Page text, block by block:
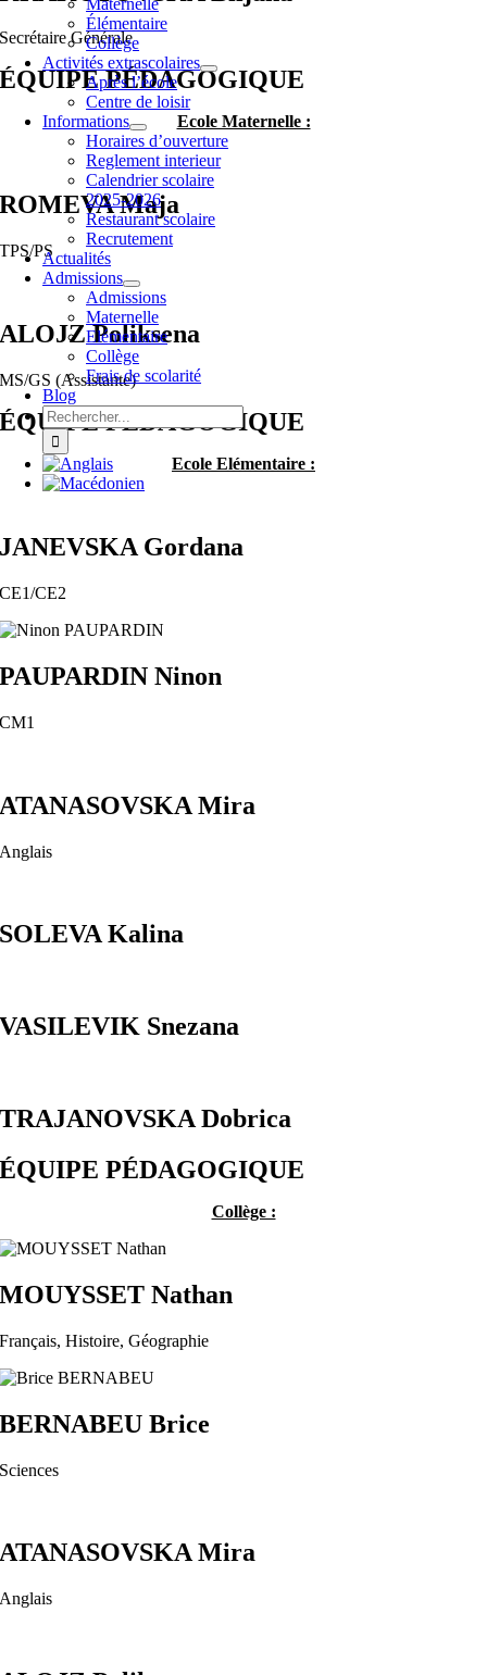
Maternelle
Élémentaire
Collège
Activités extrascolaires
Après l’école
Centre de loisir
Informations
Horaires d’ouverture
Reglement interieur
Calendrier scolaire
2025-2026
Restaurant scolaire
Recrutement
Actualités
Admissions
Admissions
Maternelle
Elémentaire
Collège
Frais de scolarité
Blog
Rechercher:
Secrétaire Générale
ÉQUIPE PÉDAGOGIQUE
Ecole Maternelle :
ROMEVA Maja
TPS/PS
ALOJZ Poliksena
MS/GS (Assistante)
ÉQUIPE PÉDAGOGIQUE
Ecole Elémentaire :
JANEVSKA Gordana
CE1/CE2
PAUPARDIN Ninon
CM1
ATANASOVSKA Mira
Anglais
SOLEVA Kalina
VASILEVIK Snezana
TRAJANOVSKA Dobrica
ÉQUIPE PÉDAGOGIQUE
Collège :
MOUYSSET Nathan
Français, Histoire, Géographie
BERNABEU Brice
Sciences
ATANASOVSKA Mira
Anglais